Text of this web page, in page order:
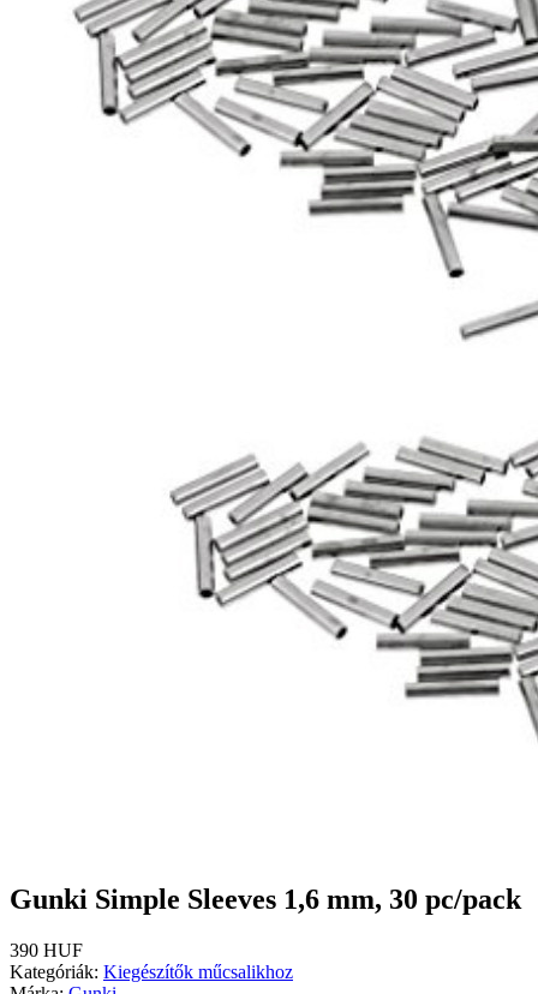
Gunki Simple Sleeves 1,6 mm, 30 pc/pack
390 HUF
Kategóriák: Kiegészítők műcsalikhoz